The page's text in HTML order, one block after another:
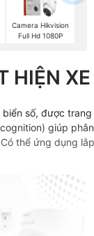
Camera Hikvision
Full Hd 1080P
HIỆN XE
số, được trang
giúp phân
thể ứng dụng lắp